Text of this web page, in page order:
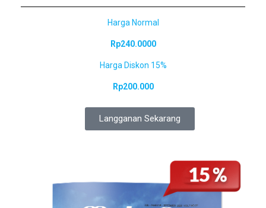
Harga Normal
Rp240.0000
Harga Diskon 15%
Rp200.000
Langganan Sekarang